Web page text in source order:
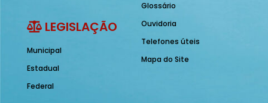
LEGISLAÇÃO
Municipal
Estadual
Federal
Glossário
Ouvidoria
Telefones úteis
Mapa do Site